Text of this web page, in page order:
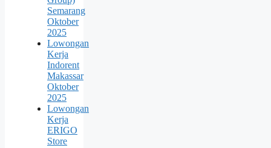
Semarang
Oktober
2025
Lowongan
Kerja
Indorent
Makassar
Oktober
2025
Lowongan
Kerja
ERIGO
Store